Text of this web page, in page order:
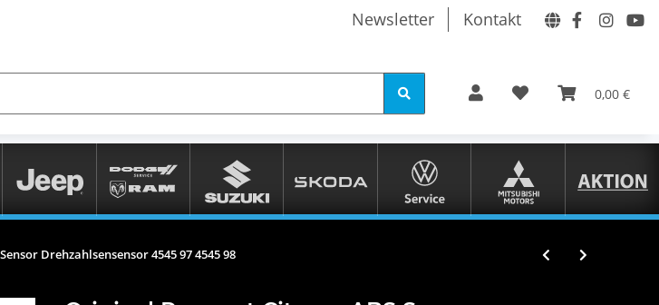
Newsletter Kontakt
0,00 €
Drehzahlsensensor 4545 97 4545 98